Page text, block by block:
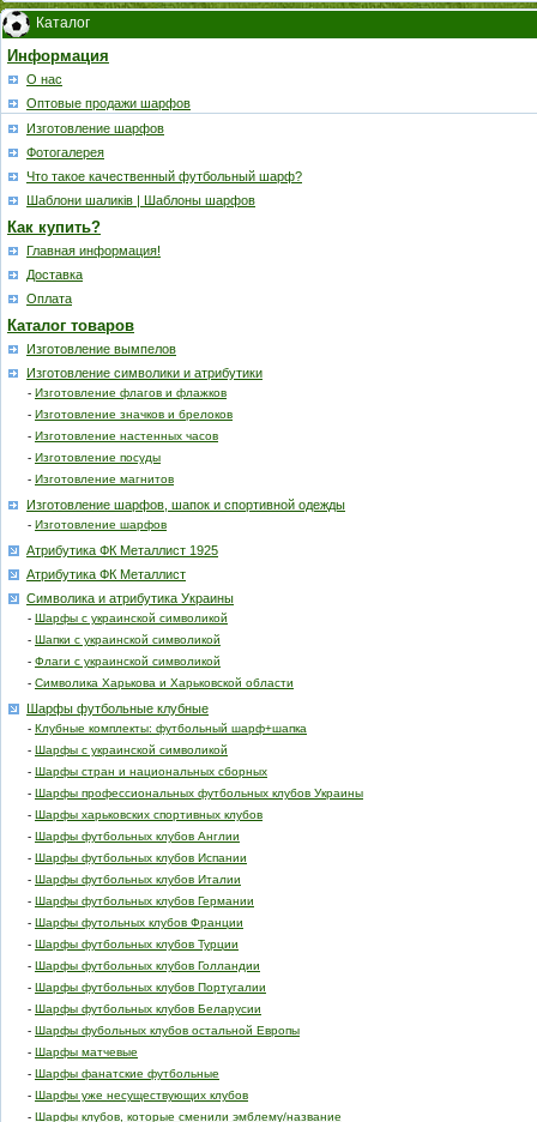
Каталог
Информация
О нас
Оптовые продажи шарфов
Изготовление шарфов
Фотогалерея
Что такое качественный футбольный шарф?
Шаблони шаликів | Шаблоны шарфов
Как купить?
Главная информация!
Доставка
Оплата
Каталог товаров
Изготовление вымпелов
Изготовление символики и атрибутики
- Изготовление флагов и флажков
- Изготовление значков и брелоков
- Изготовление настенных часов
- Изготовление посуды
- Изготовление магнитов
Изготовление шарфов, шапок и спортивной одежды
- Изготовление шарфов
Атрибутика ФК Металлист 1925
Атрибутика ФК Металлист
Символика и атрибутика Украины
- Шарфы с украинской символикой
- Шапки с украинской символикой
- Флаги с украинской символикой
- Символика Харькова и Харьковской области
Шарфы футбольные клубные
- Клубные комплекты: футбольный шарф+шапка
- Шарфы с украинской символикой
- Шарфы стран и национальных сборных
- Шарфы профессиональных футбольных клубов Украины
- Шарфы харьковских спортивных клубов
- Шарфы футбольных клубов Англии
- Шарфы футбольных клубов Испании
- Шарфы футбольных клубов Италии
- Шарфы футбольных клубов Германии
- Шарфы футольных клубов Франции
- Шарфы футбольных клубов Турции
- Шарфы футбольных клубов Голландии
- Шарфы футбольных клубов Португалии
- Шарфы футбольных клубов Беларусии
- Шарфы фубольных клубов остальной Европы
- Шарфы матчевые
- Шарфы фанатские футбольные
- Шарфы уже несуществующих клубов
- Шарфы клубов, которые сменили эмблему/название